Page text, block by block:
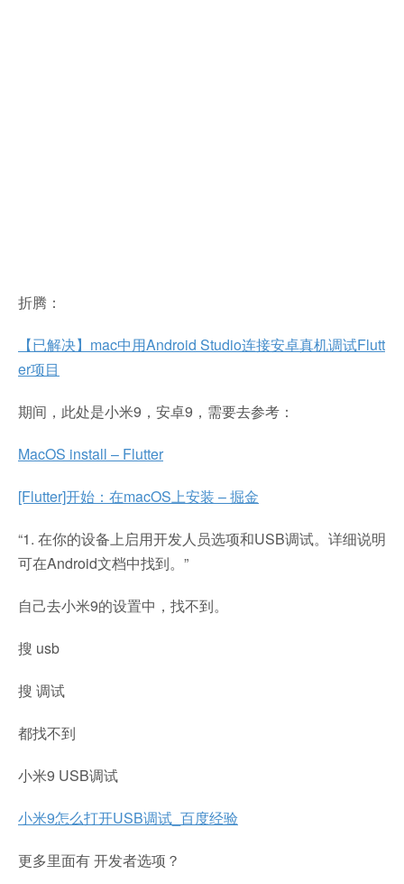
折腾：
【已解决】mac中用Android Studio连接安卓真机调试Flutt
er项目
期间，此处是小米9，安卓9，需要去参考：
MacOS install – Flutter
[Flutter]开始：在macOS上安装 – 掘金
“1. 在你的设备上启用开发人员选项和USB调试。详细说明
可在Android文档中找到。”
自己去小米9的设置中，找不到。
搜 usb
搜 调试
都找不到
小米9 USB调试
小米9怎么打开USB调试_百度经验
更多里面有 开发者选项？